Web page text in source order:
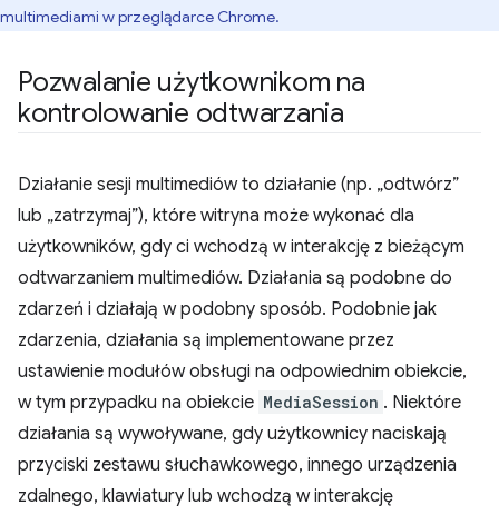
multimediami w przeglądarce Chrome.
Pozwalanie użytkownikom na
kontrolowanie odtwarzania
Działanie sesji multimediów to działanie (np. „odtwórz”
lub „zatrzymaj”), które witryna może wykonać dla
użytkowników, gdy ci wchodzą w interakcję z bieżącym
odtwarzaniem multimediów. Działania są podobne do
zdarzeń i działają w podobny sposób. Podobnie jak
zdarzenia, działania są implementowane przez
ustawienie modułów obsługi na odpowiednim obiekcie,
w tym przypadku na obiekcie MediaSession . Niektóre
działania są wywoływane, gdy użytkownicy naciskają
przyciski zestawu słuchawkowego, innego urządzenia
zdalnego, klawiatury lub wchodzą w interakcję